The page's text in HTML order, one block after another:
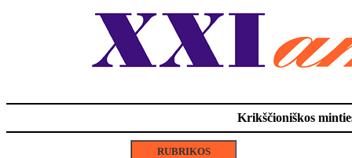
Krikščioniškos
RUBRIKOS